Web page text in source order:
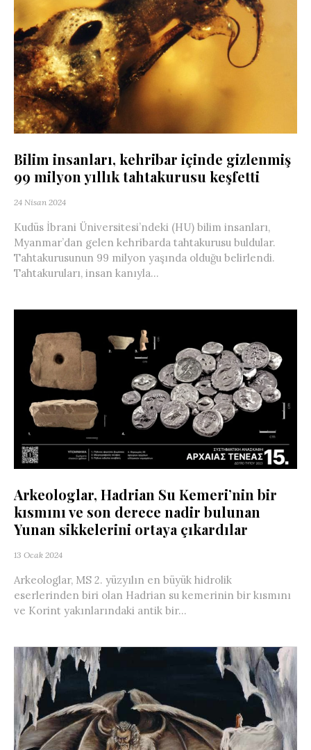
Bilim insanları, kehribar içinde gizlenmiş
99 milyon yıllık tahtakurusu keşfetti
24 Nisan 2024
Kudüs İbrani Üniversitesi’ndeki (HU) bilim insanları,
Myanmar’dan gelen kehribarda tahtakurusu buldular.
Tahtakurusunun 99 milyon yaşında olduğu belirlendi.
Tahtakuruları, insan kanıyla...
Arkeologlar, Hadrian Su Kemeri’nin bir
kısmını ve son derece nadir bulunan
Yunan sikkelerini ortaya çıkardılar
13 Ocak 2024
Arkeologlar, MS 2. yüzyılın en büyük hidrolik
eserlerinden biri olan Hadrian su kemerinin bir kısmını
ve Korint yakınlarındaki antik bir...